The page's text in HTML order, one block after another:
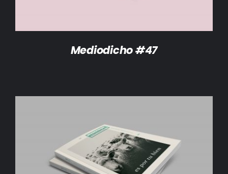
Mediodicho #47
AÑADIR AL CARRITO DETALLES